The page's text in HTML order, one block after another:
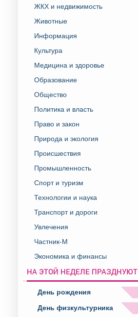
ЖКХ и недвижимость
Животные
Информация
Культура
Медицина и здоровье
Образование
Общество
Политика и власть
Право и закон
Природа и экология
Происшествия
Промышленность
Спорт и туризм
Технологии и наука
Транспорт и дороги
Увлечения
Частник-М
Экономика и финансы
НА ЭТОЙ НЕДЕЛЕ ПРАЗДНУЮТ
День рождения
День физкультурника